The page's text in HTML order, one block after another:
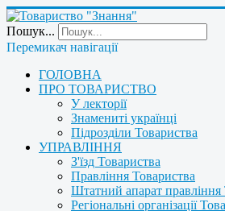
Пошук...
Перемикач навігації
ГОЛОВНА
ПРО ТОВАРИСТВО
У лекторії
Знамениті українці
Підрозділи Товариства
УПРАВЛІННЯ
З'їзд Товариства
Правління Товариства
Штатний апарат правління
Регіональні організації